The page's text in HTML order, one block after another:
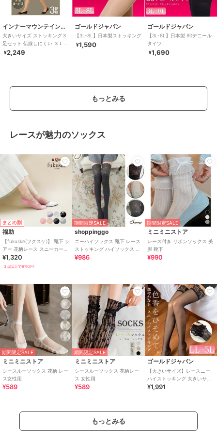
インナーマウンテイン９９
大きいサイズ ストッキング３
足セット 伝線しにくい ３Ｌ－
４Ｌ 両面マチ付き ゆったり ず
¥2,249
ゴールドジャパン
【3L-8L】日本製ストッキング
¥1,590
ゴールドジャパン
【3L-8L】日本製 80デニール
タイツ
¥1,690
もっとみる
レースが魅力のソックス
まとめ割
福助
【fukuske(フクスケ)】 靴下 シ
アー 花柄レース スニーカー丈
(3363-211)
¥1,320
3点以上で8%OFF
期間限定SALE
shoppinggo
ニーハイソックス 靴下 レース
ストッキング ハイソックス リ
ブ編み
¥986
期間限定SALE
ミニミニストア
レース付き リボンソックス 美
脚 靴下
¥990
期間限定SALE
ミニミニストア
シースルーソックス 花柄 レー
ス女性用
¥589
期間限定SALE
ミニミニストア
シースルーソックス 花柄レー
ス 女性用
¥589
ゴールドジャパン
【大きいサイズ】レースニー
ハイストッキング 大きいサイ
ズ レディース 靴下 レッグウェ
¥1,991
もっとみる